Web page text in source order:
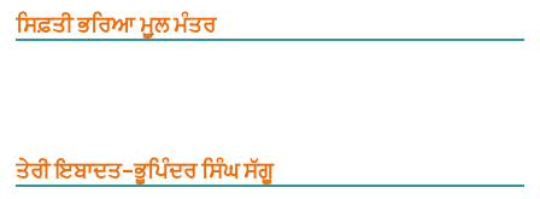
ਸਿਫ਼ਤੀ ਭਰਿਆ ਮੂ਼ਲ ਮੰਤਰ
ਤੇਰੀ ਇਬਾਦਤ–ਭੂਪਿੰਦਰ ਸਿੰਘ ਸੱਗੂ